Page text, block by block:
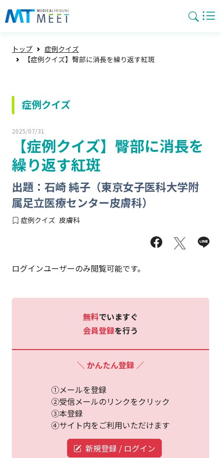
トップ
症例クイズ
【症例クイズ】臀部に消長を繰り返す紅斑
症例クイズ
2025/07/31
【症例クイズ】臀部に消長を
繰り返す紅斑
出題：石崎 純子（東京女子医科大学附
属足立医療センター皮膚科）
症例クイズ 皮膚科
ログインユーザーのみ閲覧可能です。
無料でいますぐ
会員登録を行う
＼ かんたん登録 ／
①メールを登録
②受信メールのリンクをクリック
③本登録
④サイト内をご利用いただけます
新規登録 / ログイン